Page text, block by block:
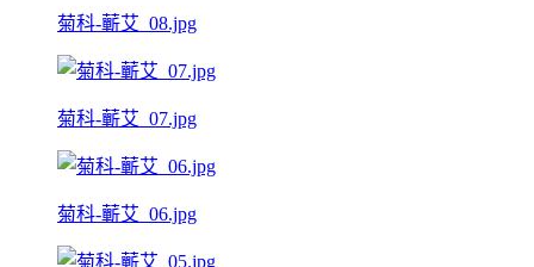
菊科-蘄艾_08.jpg
菊科-蘄艾_07.jpg
菊科-蘄艾_06.jpg